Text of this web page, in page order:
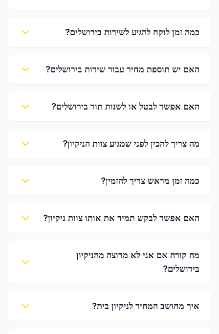
כמה זמן לוקח להגיע לשירות בירושלים?
האם יש תוספת מחיר עבור שירות בירושלים?
האם אפשר לבטל או לשנות תור בירושלים?
מה צריך להכין לפני שמגיע צוות הניקיון?
כמה זמן מראש צריך להזמין?
האם אפשר לבקש תמיד את אותו צוות ניקיון?
מה קורה אם אני לא מרוצה מהניקיון
בירושלים?
איך מחושב המחיר לניקיון בית?